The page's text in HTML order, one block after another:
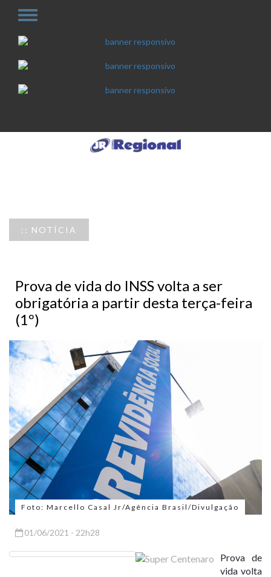
:: NOTÍCIA
Prova de vida do INSS volta a ser
obrigatória a partir desta terça-feira
(1º)
Foto: Marcello Casal Jr/Agência Brasil/Divulgação
01/06/2021 - 22h28
Prova de
vida volta